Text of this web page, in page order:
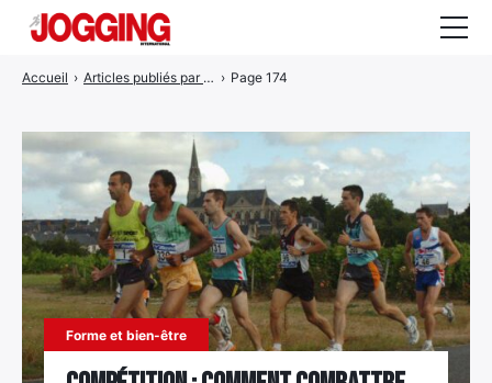
Accueil › Articles publiés par gmartine › Page 174
Forme et bien-être
Actualités
Rencontres
Courses
Equipement
Entraînement
Santé